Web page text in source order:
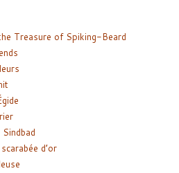
Treasure of Spiking-Beard
d’or